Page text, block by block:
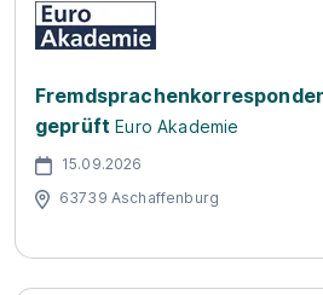
geprüft Euro Akademie
15.09.2026
63739 Aschaffenburg